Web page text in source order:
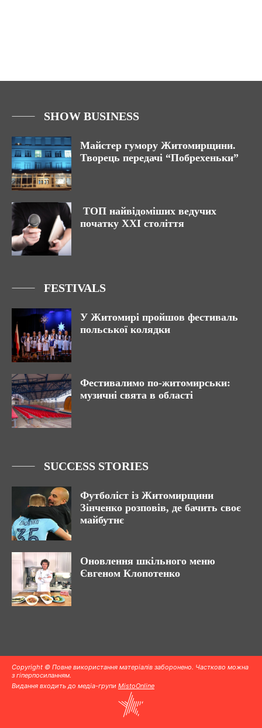
SHOW BUSINESS
Майстер гумору Житомирщини.
Творець передачі “Побрехеньки”
ТОП найвідоміших ведучих
початку ХХІ століття
FESTIVALS
У Житомирі пройшов фестиваль
польської колядки
Фестивалимо по-житомирськи:
музичні свята в області
SUCCESS STORIES
Футболіст із Житомирщини
Зінченко розповів, де бачить своє
майбутнє
Оновлення шкільного меню
Євгеном Клопотенко
Copyright © Повне використання матеріалів заборонено. Частково можна
з гіперпосиланням.
Видання входить до медіа-групи MistoOnline